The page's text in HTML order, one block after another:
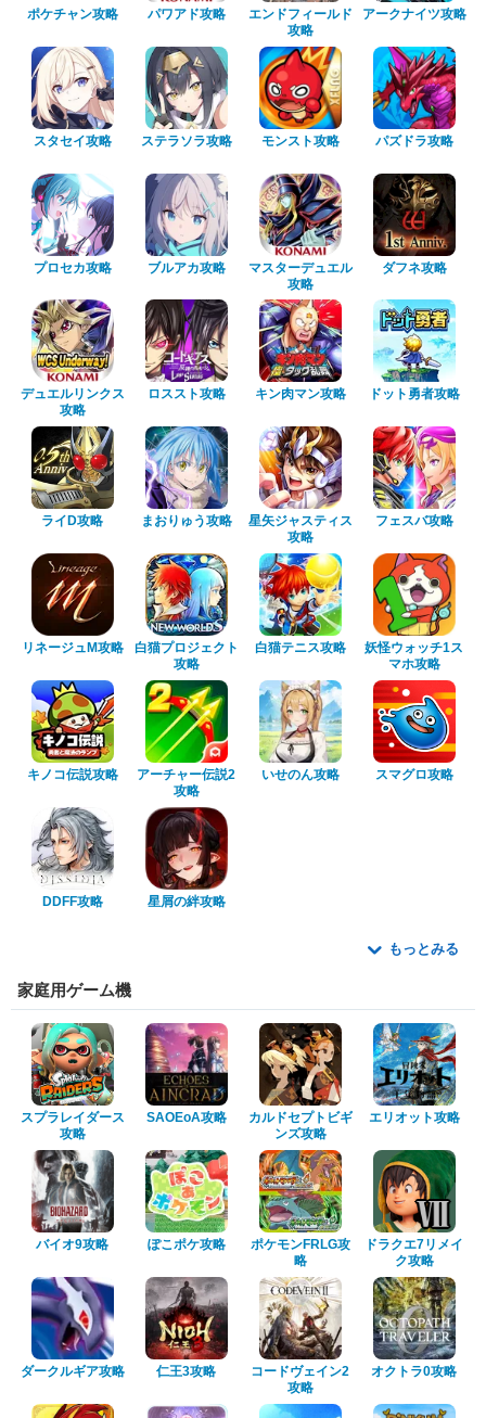
ポケチャン攻略 パワアド攻略
エンドフィールド
攻略
アークナイツ攻略
スタセイ攻略 ステラソラ攻略 モンスト攻略 パズドラ攻略
プロセカ攻略 ブルアカ攻略
マスターデュエル
攻略
ダフネ攻略
デュエルリンクス
攻略
ロススト攻略 キン肉マン攻略 ドット勇者攻略
ライD攻略 まおりゅう攻略
星矢ジャスティス
攻略
フェスバ攻略
リネージュM攻略
白猫プロジェクト
攻略
白猫テニス攻略
妖怪ウォッチ1ス
マホ攻略
キノコ伝説攻略
アーチャー伝説2
攻略
いせのん攻略 スマグロ攻略
DDFF攻略 星屑の絆攻略
もっとみる
家庭用ゲーム機
スプラレイダース
攻略
SAOEoA攻略
カルドセプトビギ
ンズ攻略
エリオット攻略
バイオ9攻略 ぽこポケ攻略
ポケモンFRLG攻
略
ドラクエ7リメイ
ク攻略
ダークルギア攻略 仁王3攻略
コードヴェイン2
攻略
オクトラ0攻略